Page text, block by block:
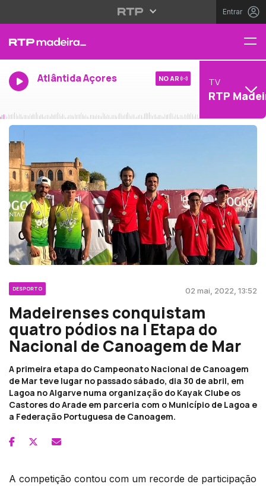
Entrar
Atlântida Açores NO AR TV
RTP
DESPORTO 02 mai, 2022, 13:52
Madeirenses conquistam
quatro pódios na I Etapa do
Nacional de Canoagem de Mar
A primeira etapa do Campeonato Nacional de Canoagem
de Mar teve lugar no passado sábado, dia 30 de abril, em
Lagoa no Algarve numa organização do Kayak Clube os
Castores do Arade em parceria com o Município de Lagoa e
a Federação Portuguesa de Canoagem.
A competição contou com um recorde de participação